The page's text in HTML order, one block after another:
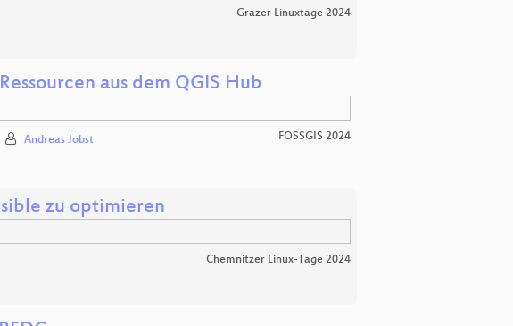
Grazer Linuxtage 2024
aus dem QGIS Hub
Andreas Jobst FOSSGIS 2024
zu optimieren
Chemnitzer Linux-Tage 2024